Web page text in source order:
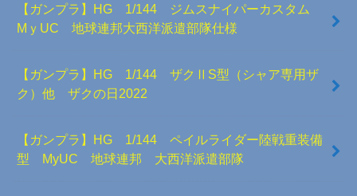
【ガンプラ】HG 1/144 ジムスナイパーカスタム
MｙUC 地球連邦大西洋派遣部隊仕様
【ガンプラ】HG 1/144 ザクⅡS型（シャア専用ザ
ク）他 ザクの日2022
【ガンプラ】HG 1/144 ペイルライダー陸戦重装備
型 MyUC 地球連邦 大西洋派遣部隊